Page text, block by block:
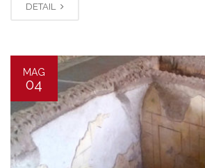
DETAIL
MAG
04